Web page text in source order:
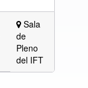
Sala
de
Pleno
del IFT